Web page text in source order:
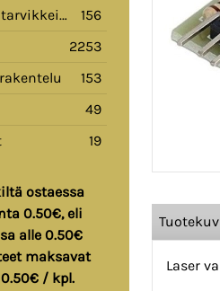
156
2253
153
49
19
ostaessa
0.50€, eli
alle 0.50€
maksavat
/ kpl.
Laser